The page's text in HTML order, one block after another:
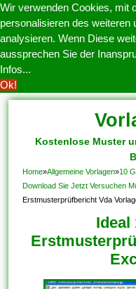
Wir verwenden Cookies, mit
personalisieren des
analysieren. Wenn Diese
aussprechen Sie der
Infos...
Ok!
Kostenlose Muster
Home»Allgemeine Vorlagen»10
Download Sie Jetzt Versuchen
Erstmusterprüfbericht Vda
Ideal